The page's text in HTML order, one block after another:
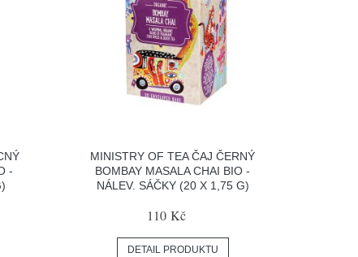
-
MINISTRY OF TEA ČAJ ČERNÝ
BOMBAY MASALA CHAI BIO -
NÁLEV. SÁČKY (20 X 1,75 G)
110 Kč
DETAIL PRODUKTU